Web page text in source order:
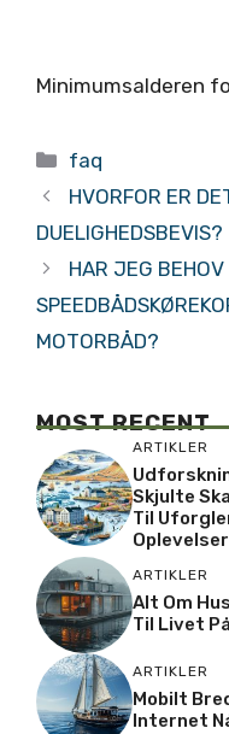
Minimumsalderen
Kategorier
faq
HVORFOR ER
DUELIGHEDSBEVIS?
HAR JEG BEHOV
MOTORBÅD?
MOST RECENT
ARTIKLER
Skjulte
Til
Oplevelser
ARTIKLER
Alt Om
Til Livet
ARTIKLER
Mobilt
Internet